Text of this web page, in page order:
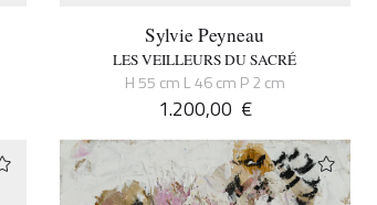
Sylvie Peyneau
LES VEILLEURS DU SACRÉ
H 55 cm L 46 cm P 2 cm
1.200,00 €